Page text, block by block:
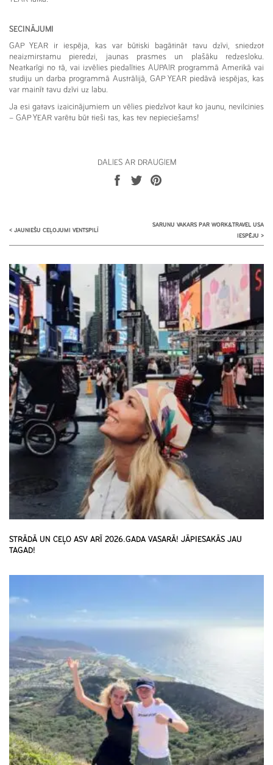
SECINĀJUMI
GAP YEAR ir iespēja, kas var būtiski bagātināt tavu dzīvi, sniedzot
neaizmirstamu pieredzi, jaunas prasmes un plašāku redzesloku.
Neatkarīgi no tā, vai izvēlies piedalīties AUPAIR programmā Amerikā vai
studiju un darba programmā Austrālijā, GAP YEAR piedāvā iespējas, kas
var mainīt tavu dzīvi uz labu.
Ja esi gatavs izaicinājumiem un vēlies piedzīvot kaut ko jaunu, nevilcinies
– GAP YEAR varētu būt tieši tas, kas tev nepieciešams!
DALIES AR DRAUGIEM
< JAUNIEŠU CEĻOJUMI VENTSPILĪ
SARUNU VAKARS PAR WORK&TRAVEL USA
IESPĒJU >
STRĀDĀ UN CEĻO ASV ARĪ 2026.GADA VASARĀ! JĀPIESAKĀS JAU
TAGAD!